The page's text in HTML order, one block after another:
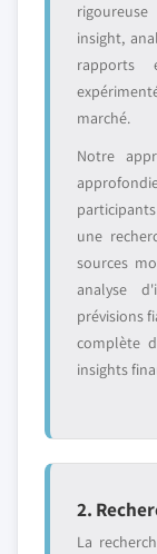
insight,
rapports
marché.
Notre
une
sources
analyse
prévisions
complète
insights
2.
La